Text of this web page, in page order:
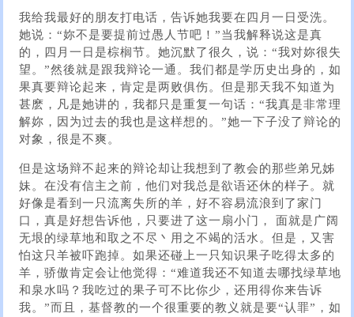
我给我最好的朋友打电话，告诉她我要在四月一日受洗。
她说：“妳不是要提前过愚人节吧！”当我解释说这是真
的，四月一日是棕榈节。她沉默了很久，说：“我对妳很失
望。”然後就是跟我辩论一通。我们都是学历史出身的，如
果真要辩论起来，肯定是两败俱伤。但是那天我不知道为
甚麽，凡是她讲的，我都只是重复一句话：“我真是非常理
解妳，因为过去的我也是这样想的。”她一下子没了辩论的
对象，很是不爽。
但是这场辩不起来的辩论却让我想到了教会的那些弟兄姊
妹。在没有信主之前，他们对我总是欲语还休的样子。就
好像是看到一只流离失所的羊，好不容易流浪到了家门
口，真是好想告诉他，只要进了这一扇小门， 面就是广阔
无垠的绿草地和取之不尽丶用之不竭的活水。但是，又害
怕这只羊被吓跑掉。如果还碰上一只知识果子吃得太多的
羊，骄傲肯定会让他觉得：“难道我还不知道去哪找绿草地
和泉水吗？我吃过的果子可不比你少，还用得你来告诉
我。”而且，基督教的一个很重要的教义就是要“认罪”，如